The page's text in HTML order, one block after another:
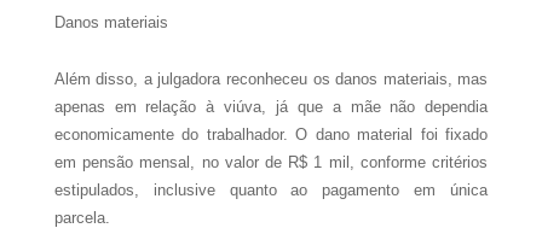
Danos materiais
Além disso, a julgadora reconheceu os danos materiais, mas
apenas em relação à viúva, já que a mãe não dependia
economicamente do trabalhador. O dano material foi fixado
em pensão mensal, no valor de R$ 1 mil, conforme critérios
estipulados, inclusive quanto ao pagamento em única
parcela.